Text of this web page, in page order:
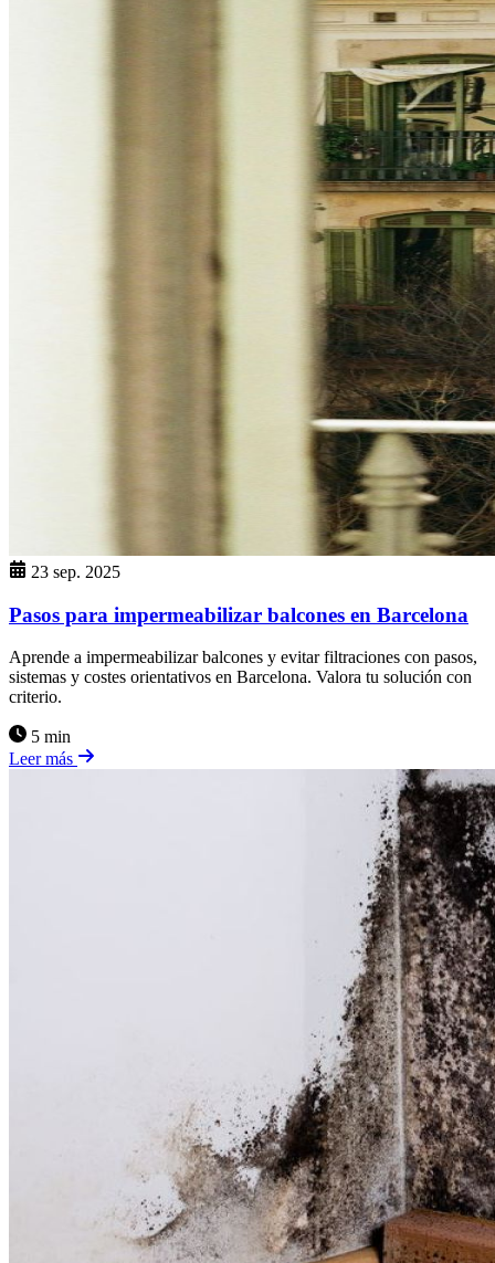
23 sep. 2025
Pasos para impermeabilizar balcones en Barcelona
Aprende a impermeabilizar balcones y evitar filtraciones con pasos,
sistemas y costes orientativos en Barcelona. Valora tu solución con
criterio.
5 min
Leer más